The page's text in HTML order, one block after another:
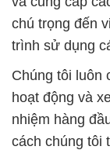
chú trọng đến
trình sử dụng
Chúng tôi luôn
hoạt động và
nhiệm hàng
cách chúng tôi